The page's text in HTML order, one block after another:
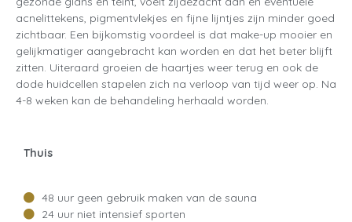
acnelittekens, pigmentvlekjes en fijne lijntjes zijn minder goed
zichtbaar. Een bijkomstig voordeel is dat make-up mooier en
gelijkmatiger aangebracht kan worden en dat het beter blijft
zitten. Uiteraard groeien de haartjes weer terug en ook de
dode huidcellen stapelen zich na verloop van tijd weer op. Na
4-8 weken kan de behandeling herhaald worden.
Thuis
48 uur geen gebruik maken van de sauna
24 uur niet intensief sporten